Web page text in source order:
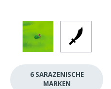
6 SARAZENISCHE
MARKEN